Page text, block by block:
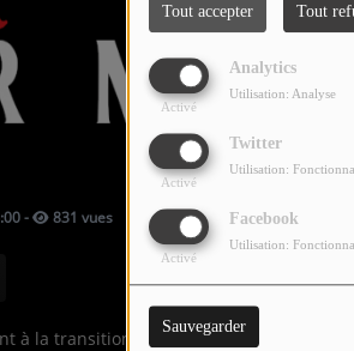
Tout accepter Tout
Analytics
Activé
Utilisation: Analyse
Twitter
Activé
Utilisation:
Facebook
Activé
Utilisation:
Sauvegarder
- 831 vues
à la transition (1958 - 1960) entre la fin